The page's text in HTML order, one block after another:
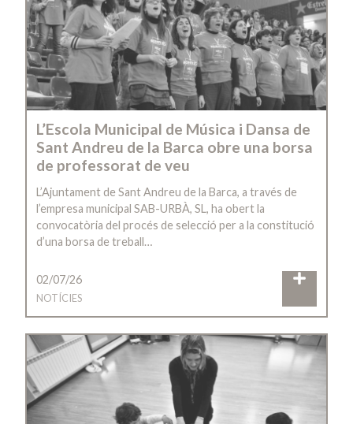
L’Escola Municipal de Música i Dansa de
Sant Andreu de la Barca obre una borsa
de professorat de veu
L’Ajuntament de Sant Andreu de la Barca, a través de
l’empresa municipal SAB-URBÀ, SL, ha obert la
convocatòria del procés de selecció per a la constitució
d’una borsa de treball…
02/07/26
NOTÍCIES